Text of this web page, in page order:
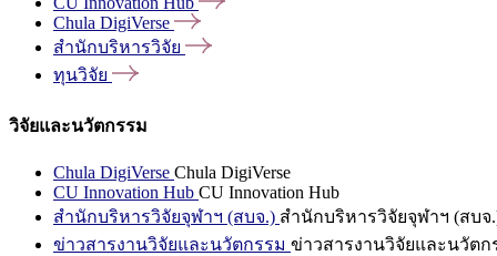
Chula DigiVerse
สำนักบริหารวิจัย
ทุนวิจัย
วิจัยและนวัตกรรม
Chula DigiVerse Chula DigiVerse
CU Innovation Hub CU Innovation Hub
สำนักบริหารวิจัยจุฬาฯ (สบจ.) สำนักบริหารวิจัยจุฬาฯ (สบจ
ข่าวสารงานวิจัยและนวัตกรรม ข่าวสารงานวิจัยและนวัตก